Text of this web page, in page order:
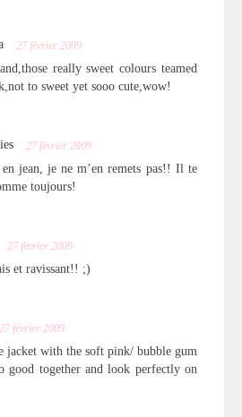
27 février 2009
really sweet colours teamed
to sweet yet sooo cute,wow!
27 février 2009
jean, je ne m’en remets pas!! Il te
toujours!
27 février 2009
et ravissant!! ;)
27 février 2009
jacket with the soft pink/ bubble gum
good together and look perfectly on